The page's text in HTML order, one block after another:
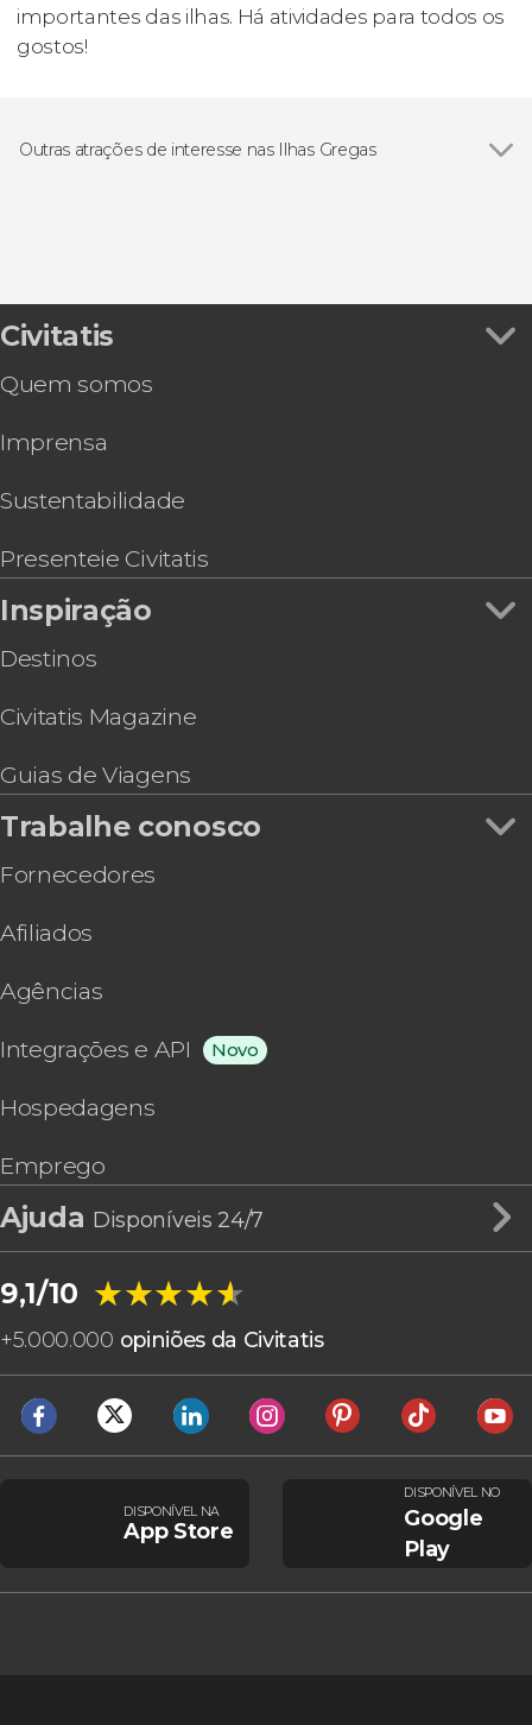
importantes das ilhas. Há atividades para todos os
gostos!
Outras atrações de interesse nas Ilhas Gregas
Civitatis
Quem somos
Imprensa
Sustentabilidade
Presenteie Civitatis
Inspiração
Destinos
Civitatis Magazine
Guias de Viagens
Trabalhe conosco
Fornecedores
Afiliados
Agências
Integrações e API Novo
Hospedagens
Emprego
Ajuda Disponíveis 24/7
9,1/10 ★★★★★
★★★★★
+5.000.000 opiniões da Civitatis
DISPONÍVEL NA
App Store
DISPONÍVEL NO
Google
Play